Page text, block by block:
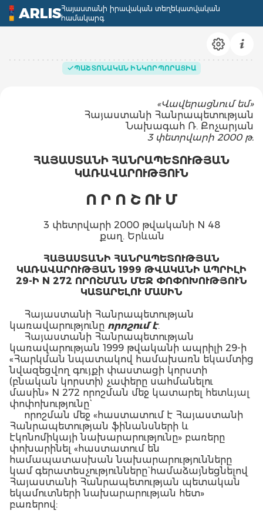
ARLISՀայաստանի իրավական տեղեկատվական
համակարգ
ՊԱՇՏՈՆԱԿԱՆ ԻՆԿՈՐՊՈՐԱՑԻԱ
«Վավերացնում եմ»
Հայաստանի Հանրապետության
Նախագահ Ռ. Քոչարյան
3 փետրվարի 2000 թ.
ՀԱՅԱՍՏԱՆԻ ՀԱՆՐԱՊԵՏՈՒԹՅԱՆ
ԿԱՌԱՎԱՐՈՒԹՅՈՒՆ
Ո Ր Ո Շ ՈՒ Մ
3 փետրվարի 2000 թվականի N 48
քաղ. Երևան
ՀԱՅԱՍՏԱՆԻ ՀԱՆՐԱՊԵՏՈՒԹՅԱՆ
ԿԱՌԱՎԱՐՈՒԹՅԱՆ 1999 ԹՎԱԿԱՆԻ ԱՊՐԻԼԻ
29-Ի N 272 ՈՐՈՇՄԱՆ ՄԵՋ ՓՈՓՈԽՈՒԹՅՈՒՆ
ԿԱՏԱՐԵԼՈՒ ՄԱՍԻՆ
Հայաստանի Հանրապետության
կառավարությունը որոշում է.
Հայաստանի Հանրապետության
կառավարության 1999 թվականի ապրիլի 29-ի
«Հարկման նպատակով համախառն եկամտից
նվազեցվող գույքի փաստացի կորստի
(բնական կորստի) չափերը սահմանելու
մասին» N 272 որոշման մեջ կատարել հետևյալ
փոփոխությունը`
որոշման մեջ «հաստատում է Հայաստանի
Հանրապետության ֆինանսների և
էկոնոմիկայի նախարարությունը» բառերը
փոխարինել «հաստատում են
համապատասխան նախարարությունները
կամ գերատեսչությունները` համաձայնեցնելով
Հայաստանի Հանրապետության պետական
եկամուտների նախարարության հետ»
բառերով: